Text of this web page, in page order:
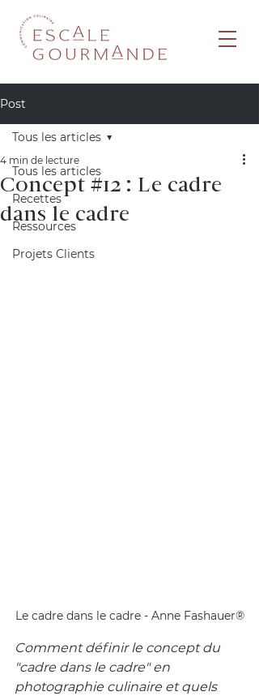
Post
Tous les articles
Recettes
Ressources
Projets Clients
Tous les articles
Concept #12 : Le cadre
dans le cadre
4 min de lecture
Le cadre dans le cadre - Anne Fashauer®
Comment définir le concept du
"cadre dans le cadre" en
photographie culinaire et quels